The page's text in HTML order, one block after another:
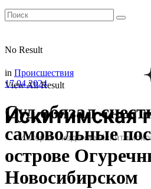
No Result
View All Result
in Происшествия
17.04.2024
Суд обязал
самовольные
острове
Новосибирском